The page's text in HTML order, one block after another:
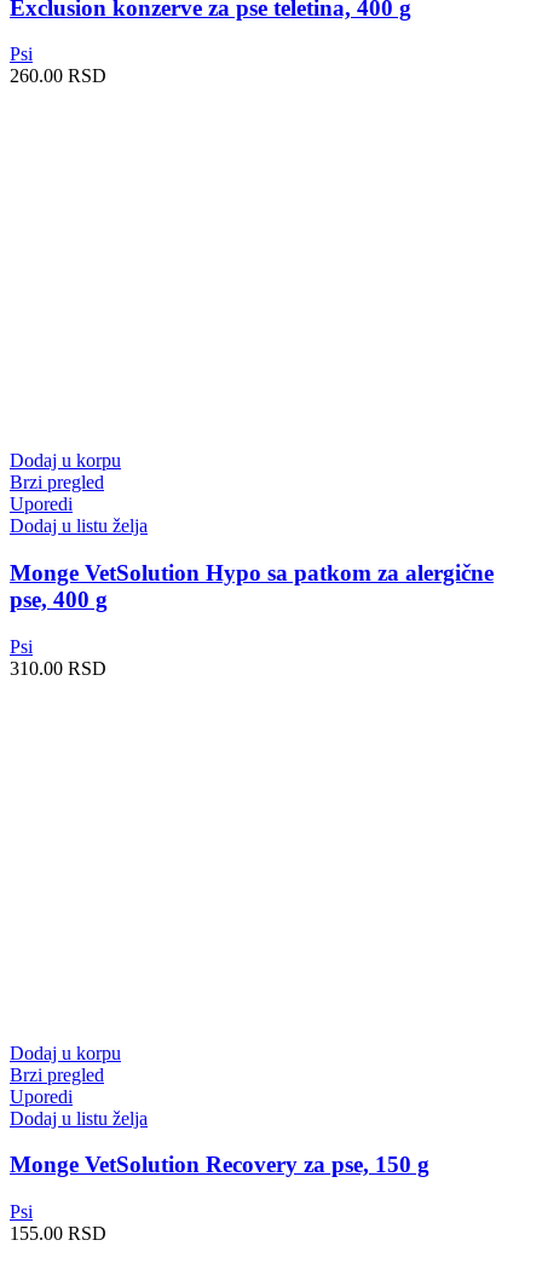
Exclusion konzerve za pse teletina, 400 g
Psi
260.00 RSD
Dodaj u korpu
Brzi pregled
Uporedi
Dodaj u listu želja
Monge VetSolution Hypo sa patkom za alergične
pse, 400 g
Psi
310.00 RSD
Dodaj u korpu
Brzi pregled
Uporedi
Dodaj u listu želja
Monge VetSolution Recovery za pse, 150 g
Psi
155.00 RSD